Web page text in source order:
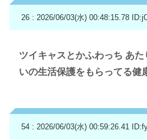
26 : 2026/06/03(水) 00:48:15.78
ツイキャスとかふわっち あ
いの生活保護をもらってる健
54 : 2026/06/03(水) 00:59:26.41